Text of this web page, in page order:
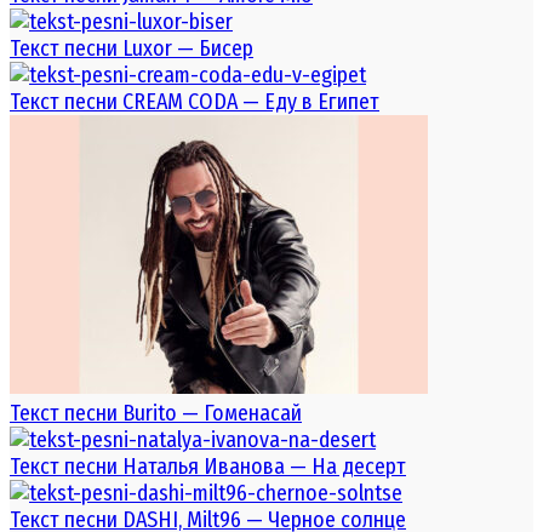
Текст песни Luxor — Бисер
Текст песни CREAM CODA — Еду в Египет
Текст песни Burito — Гоменасай
Текст песни Наталья Иванова — На десерт
Текст песни DASHI, Milt96 — Черное солнце